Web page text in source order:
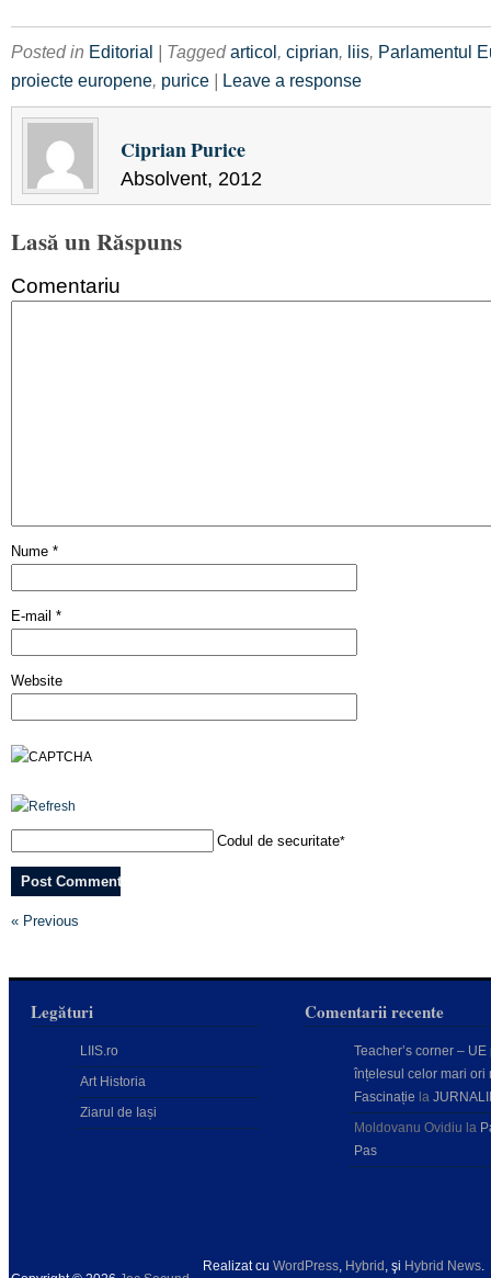
Posted in Editorial | Taggedarticol, ciprian, liis, Parlamentul
proiecte europene, purice | Leave a response
Ciprian Purice
Absolvent, 2012
Lasă un Răspuns
Comentariu
Nume *
E-mail *
Website
Codul de securitate*
« Previous
Legături
LIIS.ro
Art Historia
Ziarul de Iași
Comentarii recente
Teacher’s corner – UE
înțelesul celor mari ori
Fascinație la
Moldovanu Ovidiu la
Pas
Realizat cu WordPress, Hybrid , şi Hybrid News.